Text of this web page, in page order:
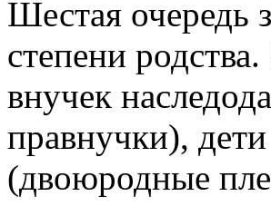
Шестая очередь
степени
внучек
правнучки),
(двоюродные